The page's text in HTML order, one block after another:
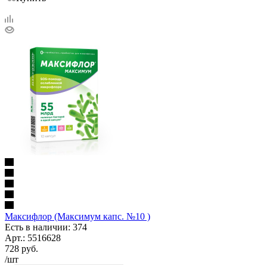
Максифлор (Максимум капс. №10 )
Есть в наличии: 374
Арт.: 5516628
728 руб.
/шт